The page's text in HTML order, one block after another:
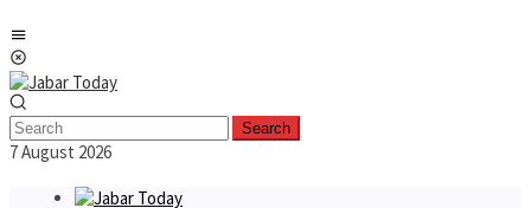
to
content
Search
7 August 2026